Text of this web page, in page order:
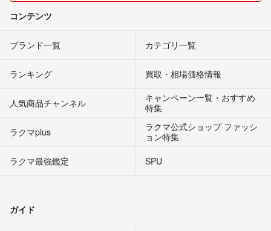
コンテンツ
ブランド一覧 カテゴリ一覧
ランキング 買取・相場価格情報
人気商品チャンネル
キャンペーン一覧・おすすめ
特集
ラクマplus
ラクマ公式ショップ ファッシ
ョン特集
ラクマ最強鑑定
SPU
ガイド